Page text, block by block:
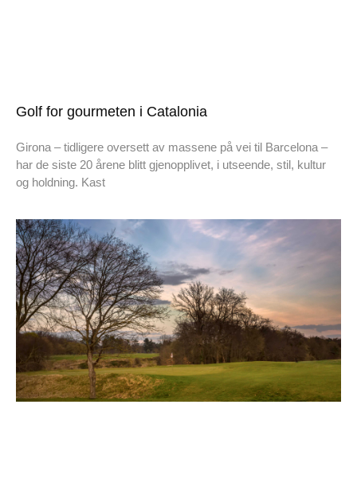
Golf for gourmeten i Catalonia
Girona – tidligere oversett av massene på vei til Barcelona –
har de siste 20 årene blitt gjenopplivet, i utseende, stil, kultur
og holdning. Kast